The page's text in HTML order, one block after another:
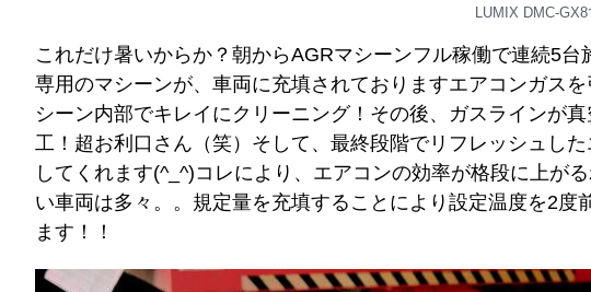
LUMIX DMC-GX8
これだけ暑いからか？朝からAGRマシーンフル稼働で連続5台
専用のマシーンが、車両に充填されておりますエアコンガス
シーン内部でキレイにクリーニング！その後、ガスラインが
工！超お利口さん（笑）そして、最終段階でリフレッシュし
してくれます(^_^)コレにより、エアコンの効率が格段に上が
い車両は多々。。規定量を充填することにより設定温度を2
ます！！